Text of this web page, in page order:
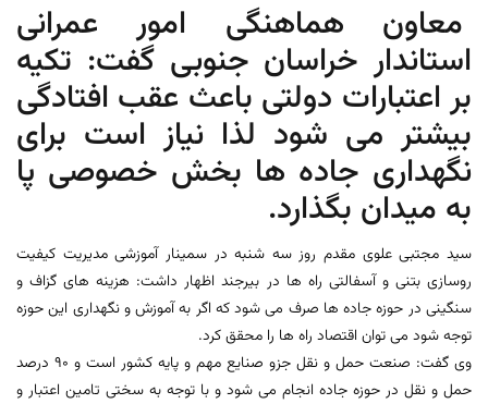
معاون هماهنگی امور عمرانی
استاندار خراسان جنوبی گفت: تکیه
بر اعتبارات دولتی باعث عقب افتادگی
بیشتر می شود لذا نیاز است برای
نگهداری جاده ها بخش خصوصی پا
به میدان بگذارد.
سید مجتبی علوی مقدم روز سه شنبه در سمینار آموزشی مدیریت کیفیت
روسازی بتنی و آسفالتی راه ها در بیرجند اظهار داشت: هزینه های گزاف و
سنگینی در حوزه جاده ها صرف می شود که اگر به آموزش و نگهداری این حوزه
توجه شود می توان اقتصاد راه ها را محقق کرد.
وی گفت: صنعت حمل و نقل جزو صنایع مهم و پایه کشور است و 90 درصد
حمل و نقل در حوزه جاده انجام می شود و با توجه به سختی تامین اعتبار و